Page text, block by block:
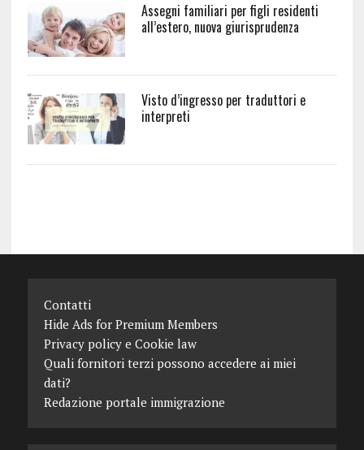
Assegni familiari per figli residenti
all’estero, nuova giurisprudenza
Visto d’ingresso per traduttori e
interpreti
Contatti
Hide Ads for Premium Members
Privacy policy e Cookie law
Quali fornitori terzi possono accedere ai miei
dati?
Redazione portale immigrazione